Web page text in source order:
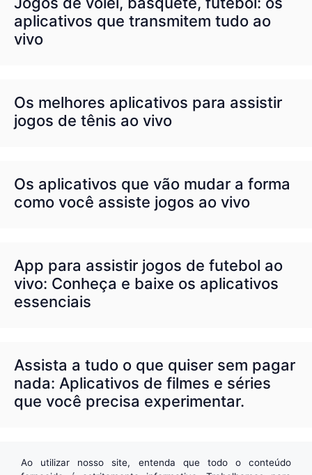
aplicativos que transmitem tudo ao
vivo
Os melhores aplicativos para assistir
jogos de tênis ao vivo
Os aplicativos que vão mudar a forma
como você assiste jogos ao vivo
App para assistir jogos de futebol ao
vivo: Conheça e baixe os aplicativos
essenciais
Assista a tudo o que quiser sem pagar
nada: Aplicativos de filmes e séries
que você precisa experimentar.
Ao utilizar nosso site, entenda que todo o conteúdo